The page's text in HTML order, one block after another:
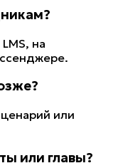
на
или
или главы?